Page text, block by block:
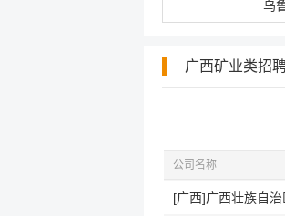
乌
广西矿业类招
公司名称